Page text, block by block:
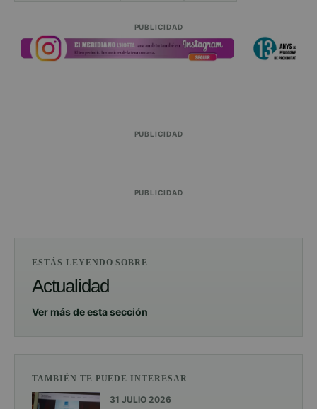
PUBLICIDAD
PUBLICIDAD
PUBLICIDAD
ESTÁS LEYENDO SOBRE
Actualidad
Ver más de esta sección
TAMBIÉN TE PUEDE INTERESAR
31 JULIO 2026